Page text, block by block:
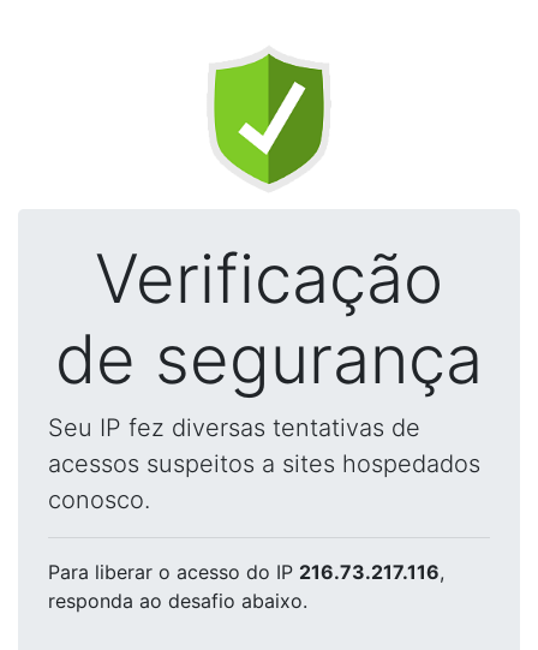
Verificação
de segurança
Seu IP fez diversas tentativas de
acessos suspeitos a sites hospedados
conosco.
Para liberar o acesso do IP 216.73.217.116,
responda ao desafio abaixo.